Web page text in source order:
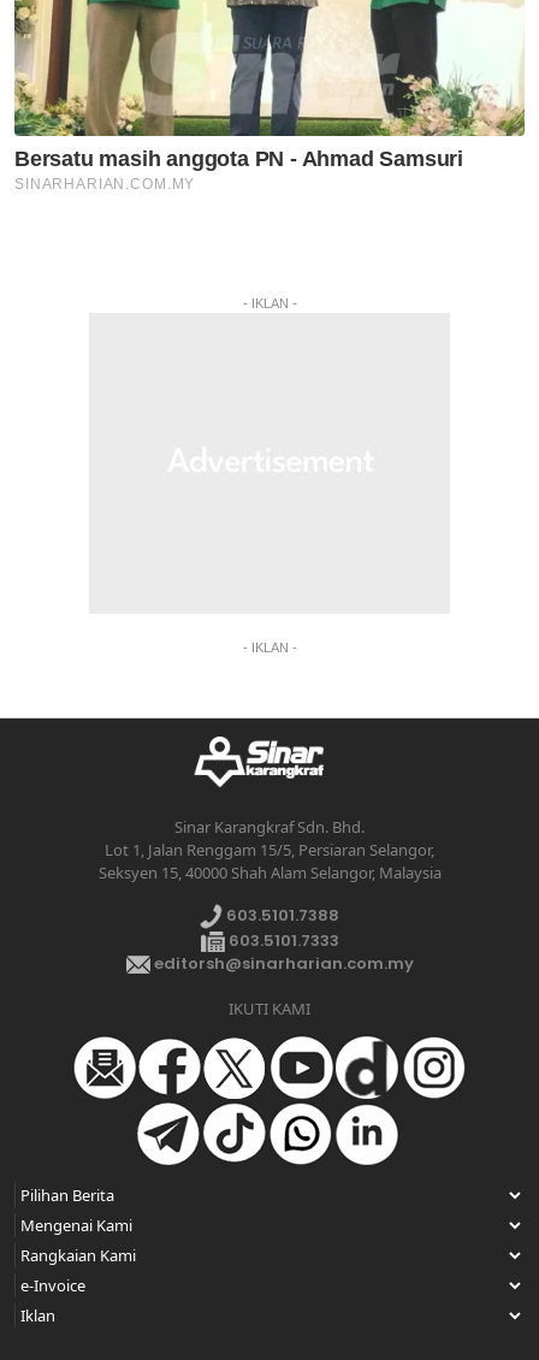
- IKLAN -
- IKLAN -
Sinar Karangkraf Sdn. Bhd.
Lot 1, Jalan Renggam 15/5, Persiaran Selangor,
Seksyen 15, 40000 Shah Alam Selangor, Malaysia
603.5101.7388
603.5101.7333
editorsh@sinarharian.com.my
IKUTI KAMI